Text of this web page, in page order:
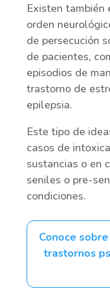
Existen también
orden
de persecución
de pacientes,
episodios de
trastorno de
epilepsia.
Este tipo de
casos de
sustancias o en
seniles o pre-
condiciones.
Conoce
trastornos